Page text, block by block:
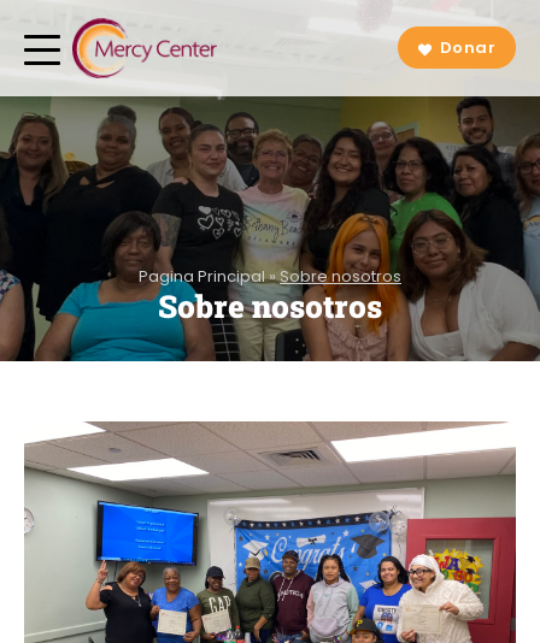
Pagina Principal»Sobre nosotros
Sobre nosotros
Donar